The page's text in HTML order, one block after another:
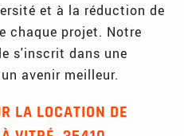
et à la réduction de
chaque projet. Notre
s'inscrit dans une
avenir meilleur.
LA LOCATION DE